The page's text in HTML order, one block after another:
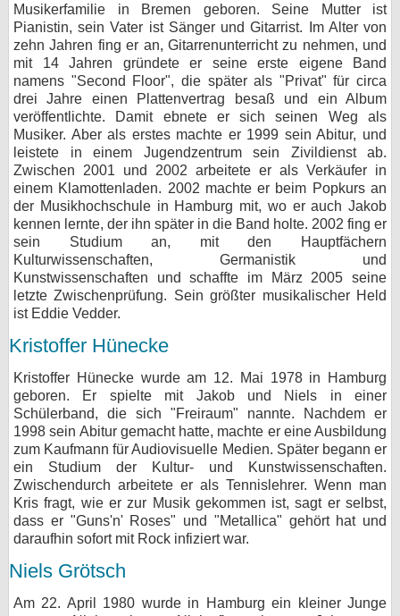
Musikerfamilie in Bremen geboren. Seine Mutter ist
Pianistin, sein Vater ist Sänger und Gitarrist. Im Alter von
zehn Jahren fing er an, Gitarrenunterricht zu nehmen, und
mit 14 Jahren gründete er seine erste eigene Band
namens "Second Floor", die später als "Privat" für circa
drei Jahre einen Plattenvertrag besaß und ein Album
veröffentlichte. Damit ebnete er sich seinen Weg als
Musiker. Aber als erstes machte er 1999 sein Abitur, und
leistete in einem Jugendzentrum sein Zivildienst ab.
Zwischen 2001 und 2002 arbeitete er als Verkäufer in
einem Klamottenladen. 2002 machte er beim Popkurs an
der Musikhochschule in Hamburg mit, wo er auch Jakob
kennen lernte, der ihn später in die Band holte. 2002 fing er
sein Studium an, mit den Hauptfächern
Kulturwissenschaften, Germanistik und
Kunstwissenschaften und schaffte im März 2005 seine
letzte Zwischenprüfung. Sein größter musikalischer Held
ist Eddie Vedder.
Kristoffer Hünecke
Kristoffer Hünecke wurde am 12. Mai 1978 in Hamburg
geboren. Er spielte mit Jakob und Niels in einer
Schülerband, die sich "Freiraum" nannte. Nachdem er
1998 sein Abitur gemacht hatte, machte er eine Ausbildung
zum Kaufmann für Audiovisuelle Medien. Später begann er
ein Studium der Kultur- und Kunstwissenschaften.
Zwischendurch arbeitete er als Tennislehrer. Wenn man
Kris fragt, wie er zur Musik gekommen ist, sagt er selbst,
dass er "Guns'n' Roses" und "Metallica" gehört hat und
daraufhin sofort mit Rock infiziert war.
Niels Grötsch
Am 22. April 1980 wurde in Hamburg ein kleiner Junge